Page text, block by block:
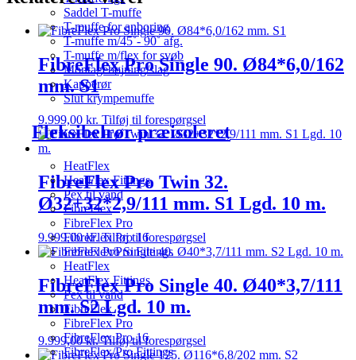
Saddel T-muffe
T-muffe for anboring
T-muffe m/45˚- 90˚ afg.
T-muffe m/flex for svøb
Montagebøjning/slag
Kapperør
Slut krympemuffe
Fleksibelrør præisoleret
HeatFlex
HeatFlex Fittings
Pex til vand
FibreFlex
FibreFlex Pro
FibreFlex Pro 16
FibreFlex/Pro Fittings
HeatFlex
HeatFlex Fittings
Pex til vand
FibreFlex
FibreFlex Pro
FibreFlex Pro 16
FibreFlex/Pro Fittings
FibreFlex Pro Single 90. Ø84*6,0/162
mm. S1
9.999,00 kr. Tilføj til forespørgsel
FibreFlex Pro Twin 32.
Ø32+32*2,9/111 mm. S1 Lgd. 10 m.
9.999,00kr. Tilføj til forespørgsel
FibreFlex Pro Single 40. Ø40*3,7/111
mm. S2 Lgd. 10 m.
9.999,00kr. Tilføj til forespørgsel